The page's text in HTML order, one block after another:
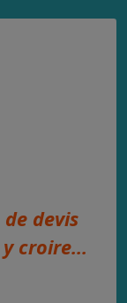
devis
croire...